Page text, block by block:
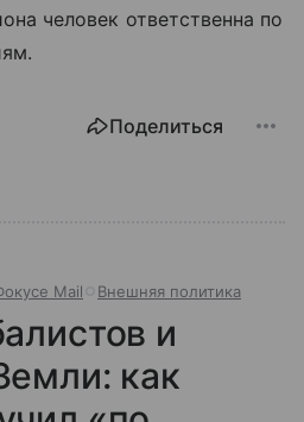
человек ответственна по
Поделиться
Mail Внешняя политика
и
как